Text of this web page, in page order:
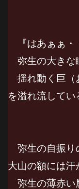
『はあぁぁ・
弥生の大きな
揺れ動く巨（
を溢れ流してい
弥生の自振り
大山の額には汗
弥生の薄赤い